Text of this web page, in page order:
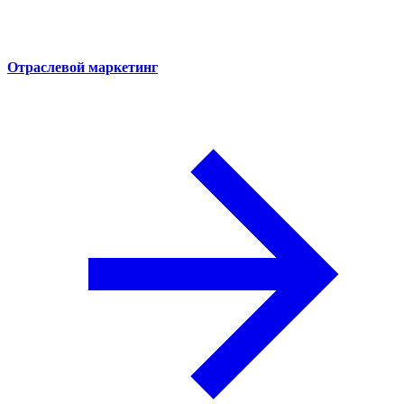
Отраслевой маркетинг